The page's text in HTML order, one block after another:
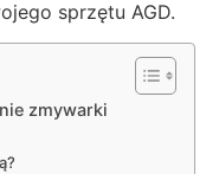
sprzętu AGD.
zmywarki